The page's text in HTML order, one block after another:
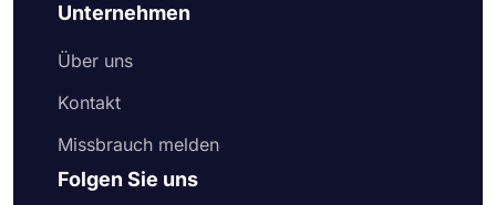
Unternehmen
Über uns
Kontakt
Missbrauch melden
Folgen Sie uns